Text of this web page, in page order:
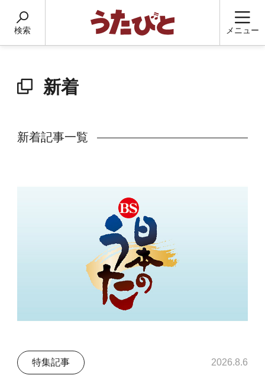
検索 メニュー
新着
新着記事一覧
特集記事 2026.8.6